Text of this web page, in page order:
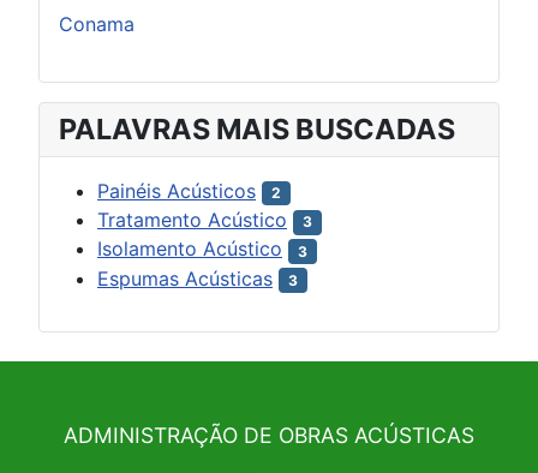
Conama
PALAVRAS MAIS BUSCADAS
Painéis Acústicos 2
Tratamento Acústico 3
Isolamento Acústico 3
Espumas Acústicas 3
ADMINISTRAÇÃO DE OBRAS ACÚSTICAS